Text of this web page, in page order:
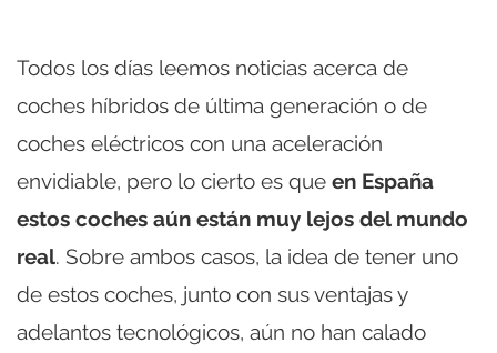
Todos los días leemos noticias acerca de
coches híbridos de última generación o de
coches eléctricos con una aceleración
envidiable, pero lo cierto es que en España
estos coches aún están muy lejos del mundo
real. Sobre ambos casos, la idea de tener uno
de estos coches, junto con sus ventajas y
adelantos tecnológicos, aún no han calado